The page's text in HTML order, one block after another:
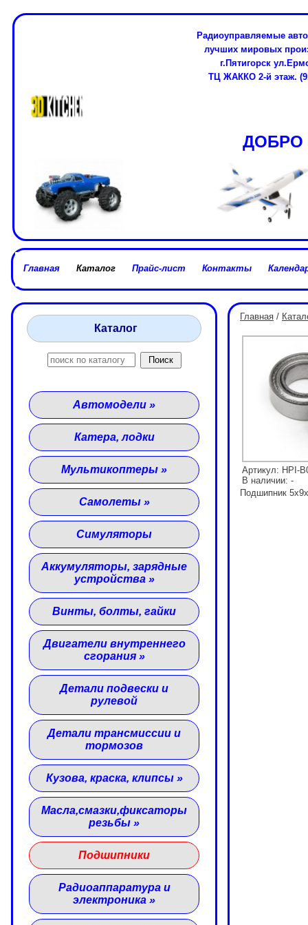
Радиоуправляемые
лучших мировых
г.Пятигорск
ТЦ ЖАККО 2-й этаж.
Главная Каталог Прайс-лист Контакты
Каталог
Автомодели »
Катера, лодки
Мультикоптеры »
Самолеты»
Симуляторы
Аккумуляторы, зарядные
устройства»
Винты, болты, гайки
Двигатели внутреннего
сгорания»
Детали подвески и
рулевой
Детали трансмиссии и
тормозов
Кузова, краска, клипсы»
Масла,смазки,фиксаторы
резьбы »
Подшипники
Радиоаппаратура и
электроника »
Главная /
Артикул: HPI-
В наличии: -
Подшипник